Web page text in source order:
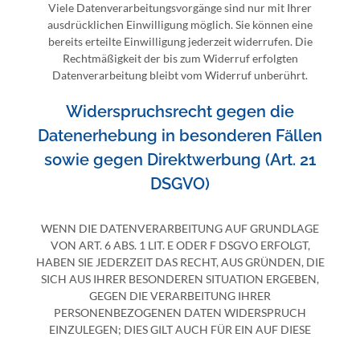
Viele Datenverarbeitungsvorgänge sind nur mit Ihrer
ausdrücklichen Einwilligung möglich. Sie können eine
bereits erteilte Einwilligung jederzeit widerrufen. Die
Rechtmäßigkeit der bis zum Widerruf erfolgten
Datenverarbeitung bleibt vom Widerruf unberührt.
Widerspruchsrecht gegen die
Datenerhebung in besonderen Fällen
sowie gegen Direktwerbung (Art. 21
DSGVO)
WENN DIE DATENVERARBEITUNG AUF GRUNDLAGE
VON ART. 6 ABS. 1 LIT. E ODER F DSGVO ERFOLGT,
HABEN SIE JEDERZEIT DAS RECHT, AUS GRÜNDEN, DIE
SICH AUS IHRER BESONDEREN SITUATION ERGEBEN,
GEGEN DIE VERARBEITUNG IHRER
PERSONENBEZOGENEN DATEN WIDERSPRUCH
EINZULEGEN; DIES GILT AUCH FÜR EIN AUF DIESE